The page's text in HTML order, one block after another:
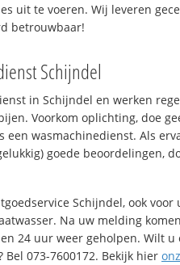
uit te voeren. Wij leveren
betrouwbaar!
Schijndel
in Schijndel en werken
Voorkom oplichting, doe
een wasmachinedienst. Als
goede beoordelingen,
Schijndel, ook voor
Na uw melding
24 uur weer geholpen. Wilt u
073-7600172. Bekijk hier